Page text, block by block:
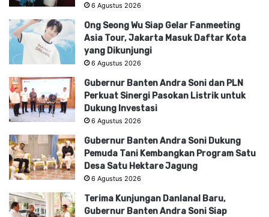
6 Agustus 2026
Ong Seong Wu Siap Gelar Fanmeeting
Asia Tour, Jakarta Masuk Daftar Kota
yang Dikunjungi
6 Agustus 2026
Gubernur Banten Andra Soni dan PLN
Perkuat Sinergi Pasokan Listrik untuk
Dukung Investasi
6 Agustus 2026
Gubernur Banten Andra Soni Dukung
Pemuda Tani Kembangkan Program Satu
Desa Satu Hektare Jagung
6 Agustus 2026
Terima Kunjungan Danlanal Baru,
Gubernur Banten Andra Soni Siap